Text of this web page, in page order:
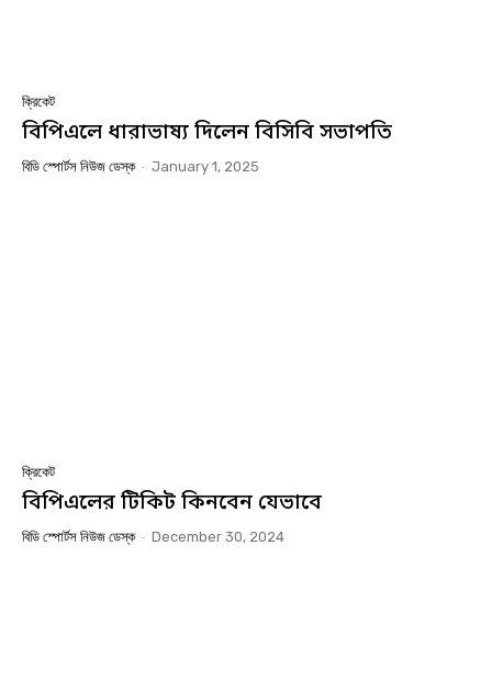
ক্রিকেট
বিপিএলে ধারাভাষ্য দিলেন বিসিবি সভাপতি
বিডি স্পোর্টস নিউজ ডেস্ক - January 1, 2025
ক্রিকেট
বিপিএলের টিকিট কিনবেন যেভাবে
বিডি স্পোর্টস নিউজ ডেস্ক - December 30, 2024